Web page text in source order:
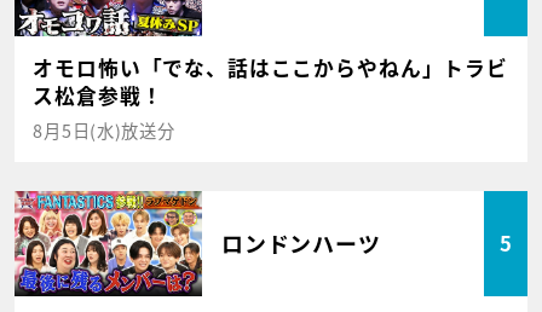
オモロ怖い「でな、話はここからやねん」トラビ
ス松倉参戦！
8月5日(水)放送分
ロンドンハーツ 5